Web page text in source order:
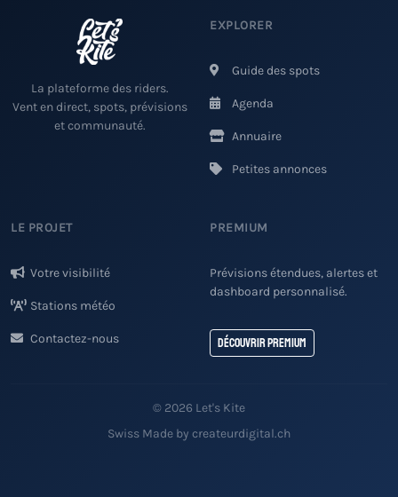
La plateforme des riders.
Vent en direct, spots, prévisions
et communauté.
EXPLORER
Guide des spots
Agenda
Annuaire
Petites annonces
LE PROJET
Votre visibilité
Stations météo
Contactez-nous
PREMIUM
Prévisions étendues, alertes et
dashboard personnalisé.
Découvrir Premium
© 2026 Let's Kite
Swiss Made by createurdigital.ch